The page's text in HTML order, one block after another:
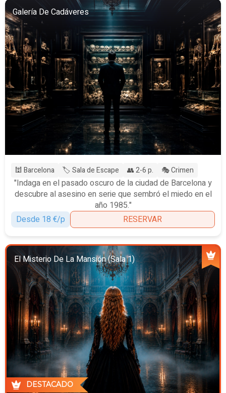
Galería De Cadáveres
🕍 Barcelona 🏷️ Sala de Escape 👥 2-6 p. 🎭 Crimen
"Indaga en el pasado oscuro de la ciudad de Barcelona y
descubre al asesino en serie que sembró el miedo en el
año 1985."
Desde 18 €/p
RESERVAR
El Misterio De La Mansión (Sala 1)
DESTACADO